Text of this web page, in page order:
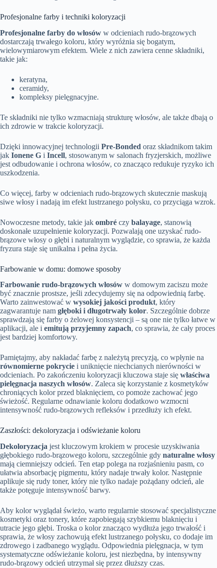
Profesjonalne farby i techniki koloryzacji
Profesjonalne farby do włosów w odcieniach rudo-brązowych
dostarczają trwałego koloru, który wyróżnia się bogatym,
wielowymiarowym efektem. Wiele z nich zawiera cenne składniki,
takie jak:
keratyna,
ceramidy,
kompleksy pielęgnacyjne.
Te składniki nie tylko wzmacniają strukturę włosów, ale także dbają o
ich zdrowie w trakcie koloryzacji.
Dzięki innowacyjnej technologii Pre-Bonded oraz składnikom takim
jak Ionene G i Incell, stosowanym w salonach fryzjerskich, możliwe
jest odbudowanie i ochrona włosów, co znacząco redukuje ryzyko ich
uszkodzenia.
Co więcej, farby w odcieniach rudo-brązowych skutecznie maskują
siwe włosy i nadają im efekt lustrzanego połysku, co przyciąga wzrok.
Nowoczesne metody, takie jak ombré czy balayage, stanowią
doskonałe uzupełnienie koloryzacji. Pozwalają one uzyskać rudo-
brązowe włosy o głębi i naturalnym wyglądzie, co sprawia, że każda
fryzura staje się unikalna i pełna życia.
Farbowanie w domu: domowe sposoby
Farbowanie rudo-brązowych włosów w domowym zaciszu może
być znacznie prostsze, jeśli zdecydujemy się na odpowiednią farbę.
Warto zainwestować w wysokiej jakości produkt, który
zagwarantuje nam głęboki i długotrwały kolor. Szczególnie dobrze
sprawdzają się farby o żelowej konsystencji – są one nie tylko łatwe w
aplikacji, ale i emitują przyjemny zapach, co sprawia, że cały proces
jest bardziej komfortowy.
Pamiętajmy, aby nakładać farbę z należytą precyzją, co wpłynie na
równomierne pokrycie i uniknięcie niechcianych nierówności w
odcieniach. Po zakończeniu koloryzacji kluczowa staje się właściwa
pielęgnacja naszych włosów. Zaleca się korzystanie z kosmetyków
chroniących kolor przed blaknięciem, co pomoże zachować jego
świeżość. Regularne odnawianie koloru dodatkowo wzmocni
intensywność rudo-brązowych refleksów i przedłuży ich efekt.
Zaszłości: dekoloryzacja i odświeżanie koloru
Dekoloryzacja jest kluczowym krokiem w procesie uzyskiwania
głębokiego rudo-brązowego koloru, szczególnie gdy naturalne włosy
mają ciemniejszy odcień. Ten etap polega na rozjaśnieniu pasm, co
ułatwia absorbację pigmentu, który nadaje trwały kolor. Następnie
aplikuje się rudy toner, który nie tylko nadaje pożądany odcień, ale
także potęguje intensywność barwy.
Aby kolor wyglądał świeżo, warto regularnie stosować specjalistyczne
kosmetyki oraz tonery, które zapobiegają szybkiemu blaknięciu i
utracie jego głębi. Troska o kolor znacząco wydłuża jego trwałość i
sprawia, że włosy zachowują efekt lustrzanego połysku, co dodaje im
zdrowego i zadbanego wyglądu. Odpowiednia pielęgnacja, w tym
systematyczne odświeżanie koloru, jest niezbędna, by intensywny
rudo-brązowy odcień utrzymał się przez dłuższy czas.